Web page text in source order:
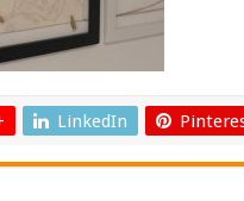
LinkedIn